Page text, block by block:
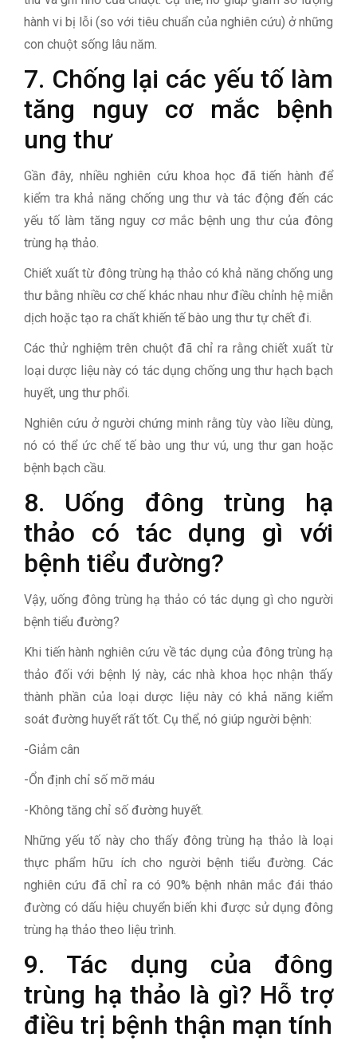
hành vi bị lỗi (so với tiêu chuẩn của nghiên cứu) ở những
con chuột sống lâu năm.
7. Chống lại các yếu tố làm
tăng nguy cơ mắc bệnh
ung thư
Gần đây, nhiều nghiên cứu khoa học đã tiến hành để
kiểm tra khả năng chống ung thư và tác động đến các
yếu tố làm tăng nguy cơ mắc bệnh ung thư của đông
trùng hạ thảo.
Chiết xuất từ đông trùng hạ thảo có khả năng chống ung
thư bằng nhiều cơ chế khác nhau như điều chỉnh hệ miễn
dịch hoặc tạo ra chất khiến tế bào ung thư tự chết đi.
Các thử nghiệm trên chuột đã chỉ ra rằng chiết xuất từ
loại dược liệu này có tác dụng chống ung thư hạch bạch
huyết, ung thư phổi.
Nghiên cứu ở người chứng minh rằng tùy vào liều dùng,
nó có thể ức chế tế bào ung thư vú, ung thư gan hoặc
bệnh bạch cầu.
8. Uống đông trùng hạ
thảo có tác dụng gì với
bệnh tiểu đường?
Vậy, uống đông trùng hạ thảo có tác dụng gì cho người
bệnh tiểu đường?
Khi tiến hành nghiên cứu về tác dụng của đông trùng hạ
thảo đối với bệnh lý này, các nhà khoa học nhận thấy
thành phần của loại dược liệu này có khả năng kiểm
soát đường huyết rất tốt. Cụ thể, nó giúp người bệnh:
-Giảm cân
-Ổn định chỉ số mỡ máu
-Không tăng chỉ số đường huyết.
Những yếu tố này cho thấy đông trùng hạ thảo là loại
thực phẩm hữu ích cho người bệnh tiểu đường. Các
nghiên cứu đã chỉ ra có 90% bệnh nhân mắc đái tháo
đường có dấu hiệu chuyển biến khi được sử dụng đông
trùng hạ thảo theo liệu trình.
9. Tác dụng của đông
trùng hạ thảo là gì? Hỗ trợ
điều trị bệnh thận mạn tính